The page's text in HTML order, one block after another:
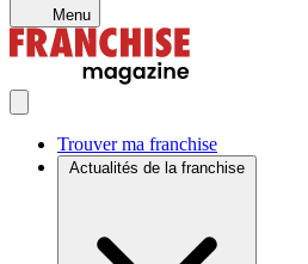
Menu
Trouver ma franchise
Actualités de la franchise